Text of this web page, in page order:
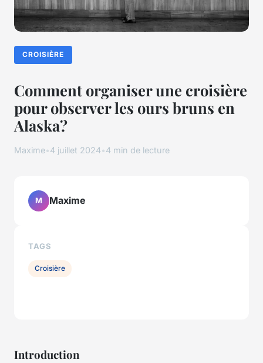
CROISIÈRE
Comment organiser une croisière
pour observer les ours bruns en
Alaska?
Maxime•4 juillet 2024•4 min de lecture
Introduction
M Maxime
TAGS
Croisière